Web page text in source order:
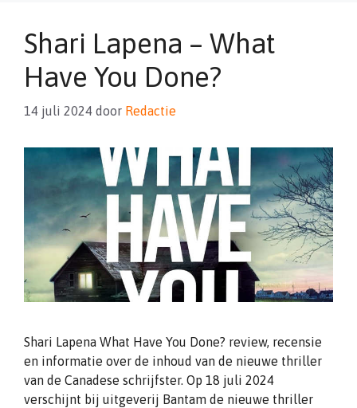
Shari Lapena – What
Have You Done?
14 juli 2024 door Redactie
Shari Lapena What Have You Done? review, recensie
en informatie over de inhoud van de nieuwe thriller
van de Canadese schrijfster. Op 18 juli 2024
verschijnt bij uitgeverij Bantam de nieuwe thriller